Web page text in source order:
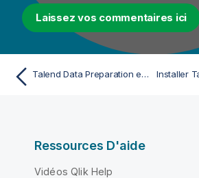
Laissez vos commentaires ici
Talend Data Preparation en mode cluster
Ressources D'aide
Vidéos Qlik Help